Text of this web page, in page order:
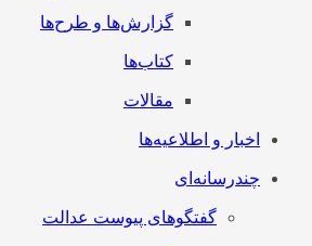
گزارش‌ها و طرح‌ها
کتاب‌ها
مقالات
اخبار و اطلاعیه‌ها
چندرسانه‌ای
گفتگوهای پیوست عدالت